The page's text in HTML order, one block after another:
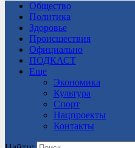
Общество
Политика
Здоровье
Происшествия
Официально
ПОДКАСТ
Еще
Экономика
Культура
Спорт
Нацпроекты
Контакты